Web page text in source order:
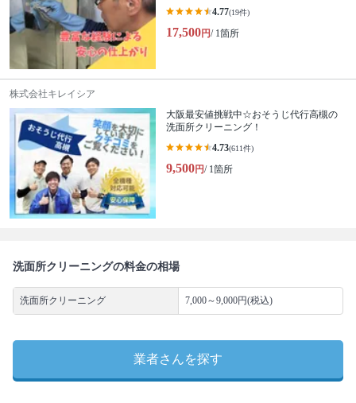
4.77(19件)
17,500円/ 1箇所
株式会社キレイシア
大阪最安値挑戦中☆おそうじ代行高槻の
洗面所クリーニング！
4.73(611件)
9,500円/ 1箇所
洗面所クリーニングの料金の相場
洗面所クリーニング 7,000～9,000円(税込)
業者さんを探す